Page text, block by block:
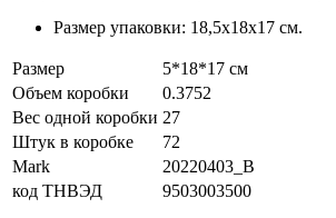
Размер упаковки: 18,5х18х17 см.
Размер
5*18*17 см
Объем коробки
0.3752
Вес одной коробки 27
Штук в коробке
72
Mark
20220403_B
код ТНВЭД
9503003500